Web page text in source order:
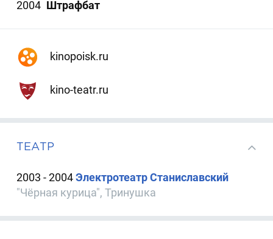
2004 Штрафбат
kinopoisk.ru
kino-teatr.ru
ТЕАТР
2003 - 2004Электротеатр Станиславский
"Чёрная курица", Тринушка